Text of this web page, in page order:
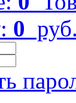
0 руб.